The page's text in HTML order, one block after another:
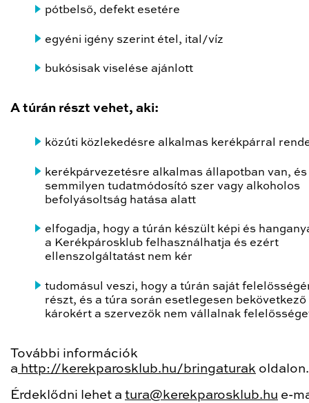
pótbelső, defekt esetére
egyéni igény szerint étel, ital/víz
bukósisak viselése ajánlott
A túrán részt vehet, aki:
közúti közlekedésre alkalmas kerékpárral
kerékpárvezetésre alkalmas állapotban van,
semmilyen tudatmódosító szer vagy alkoholos
befolyásoltság hatása alatt
elfogadja, hogy a túrán készült képi és
a Kerékpárosklub felhasználhatja és ezért
ellenszolgáltatást nem kér
tudomásul veszi, hogy a túrán saját
részt, és a túra során esetlegesen bekövetkező
károkért a szervezők nem vállalnak
További információk
a http://kerekparosklub.hu/bringaturak oldalon.
Érdeklődni lehet a tura@kerekparosklub.hu e-